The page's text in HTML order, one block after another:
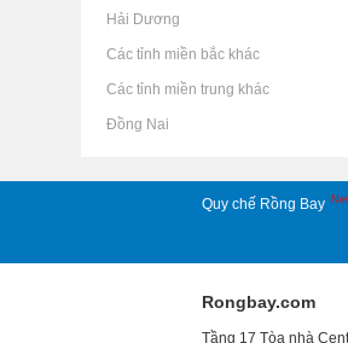
Rao vặt tại Hải Dương Rao vặt
Rao vặt tại Các tỉnh miền bắc khác Rao vặt
Rao vặt tại Các tỉnh miền trung khác Rao vặt
Rao vặt tại Đồng Nai Rao vặt
Quy chế Rồng Bay
Rongbay.com
Tầng 17 Tòa nhà